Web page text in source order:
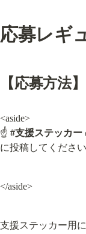
応募レギ
【応募方法】
<aside>
☝ #支援ステッカー
に投稿してください
</aside>
支援ステッカー用